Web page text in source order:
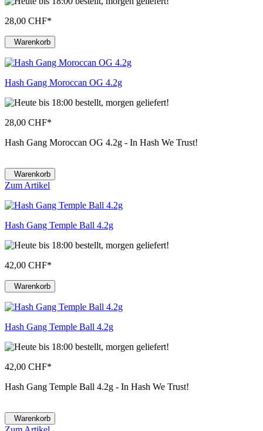
28,00 CHF*
Warenkorb
Hash Gang Moroccan OG 4.2g
28,00 CHF*
Hash Gang Moroccan OG 4.2g - In Hash We Trust!
Warenkorb
Zum Artikel
Hash Gang Temple Ball 4.2g
42,00 CHF*
Warenkorb
Hash Gang Temple Ball 4.2g
42,00 CHF*
Hash Gang Temple Ball 4.2g - In Hash We Trust!
Warenkorb